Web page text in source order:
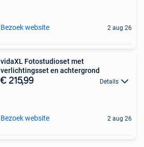
Bezoek website 2 aug 26
vidaXL Fotostudioset met
verlichtingsset en achtergrond
€ 215,99 Details
Bezoek website 2 aug 26